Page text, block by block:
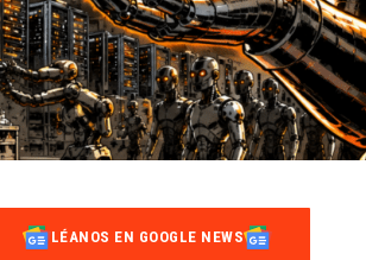
LÉANOS EN GOOGLE NEWS